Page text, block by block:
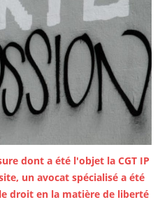
dont a été l'objet la CGT IP
un avocat spécialisé a été
droit en la matière de liberté